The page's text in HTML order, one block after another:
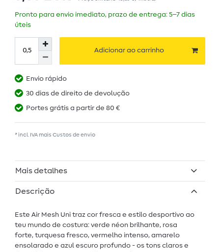
Pronto para envio imediato, prazo de entrega: 5–7 dias
úteis
Adicionar ao carrinho
Envio rápido
30 dias de direito de devolução
Portes grátis a partir de 80 €
* incl. IVA mais Custos de envio
Mais detalhes
Descrição
Este Air Mesh Uni traz cor fresca e estilo desportivo ao
teu mundo de costura: verde néon brilhante, rosa
forte, turquesa fresco, vermelho intenso, amarelo
ensolarado e azul escuro profundo - os tons claros e